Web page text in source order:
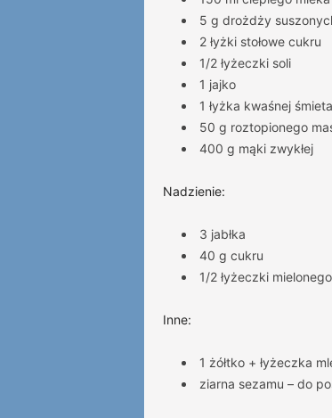
5 g drożdży
2 łyżki stołowe cukru
1/2 łyżeczki soli
1 jajko
1 łyżka kwaśnej
50 g roztopionego
400 g mąki zwykłej
Nadzienie:
3 jabłka
40 g cukru
1/2 łyżeczki
Inne:
1 żółtko + łyżeczka
ziarna sezamu – do